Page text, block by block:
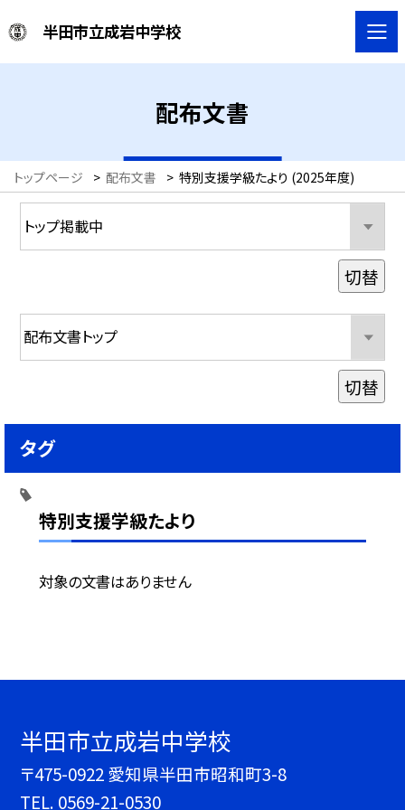
半田市立成岩中学校
配布文書
トップページ > 配布文書 > 特別支援学級たより (2025年度)
特別支援学級たより
対象の文書はありません
切替
切替
タグ
半田市立成岩中学校
〒475-0922 愛知県半田市昭和町3-8
TEL. 0569-21-0530